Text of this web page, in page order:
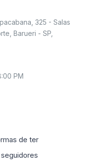
325 - Salas
Barueri - SP,
PM
de ter